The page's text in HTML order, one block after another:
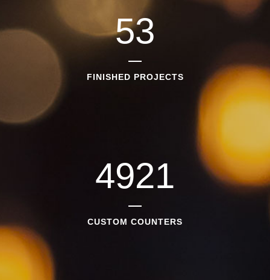
53
FINISHED PROJECTS
4921
CUSTOM COUNTERS